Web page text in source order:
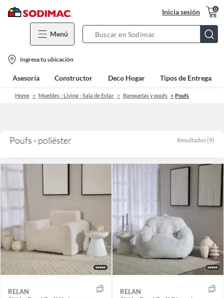
Inicia sesión 0
Menú
Bar
location-
icon
Ingresa tu ubicación
Asesoría Constructor Deco Hogar Tipos de Entrega
Home Muebles - Living - Sala de Estar Banquetas y poufs Poufs
Poufs - poliéster Resultados (9)
RELAN RELAN